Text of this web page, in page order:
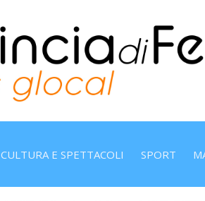
CULTURA E SPETTACOLI SPORT